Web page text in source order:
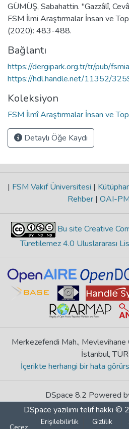
GÜMÜŞ, Sabahattin. "Gazzâlî,
FSM İlmi Araştırmalar İnsan ve
(2020): 483-488.
Bağlantı
https://dergipark.org.tr/tr/pub/
https://hdl.handle.net/11352/
Koleksiyon
FSM İlmî Araştırmalar İnsan ve
Detaylı Öğe Kaydı
| FSM Vakıf Üniversitesi |
Rehber | OAI-
Bu site Creative
Türetilemez 4.0 Uluslararası
Merkezefendi Mah., Mevlevihane
İstanbul,
İçerikte herhangi bir hata
DSpace 8.2 Powered
DSpace yazılımı telif hakkı ©
Çerez
Erişilebilirlik
Gizlilik